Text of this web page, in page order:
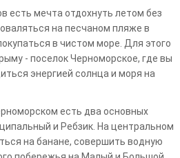
есть мечта отдохнуть летом без
на песчаном пляже в
в чистом море. Для этого
- поселок Черноморское, где вы
энергией солнца и моря на
есть два основных
и Ребзик. На центральном
на банане, совершить водную